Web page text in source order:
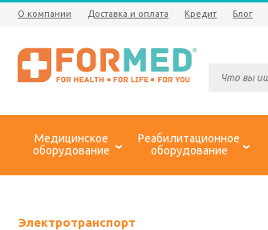
О компании Доставка и оплата Кредит Блог
Медицинское
оборудование
Реабилитационное
оборудование
Электротранспорт